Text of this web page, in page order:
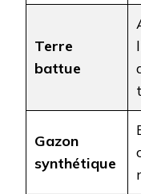
Terre
battue
Gazon
synthétique